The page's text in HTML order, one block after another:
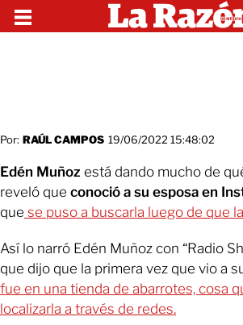
Por: RAÚL CAMPOS 19/06/2022 15:48:02
Edén Muñoz está dando mucho de
reveló que conoció a su esposa en
que se puso a buscarla luego de que
Así lo narró Edén Muñoz con “Radio
que dijo que la primera vez que vio a
fue en una tienda de abarrotes, cosa
localizarla a través de redes.